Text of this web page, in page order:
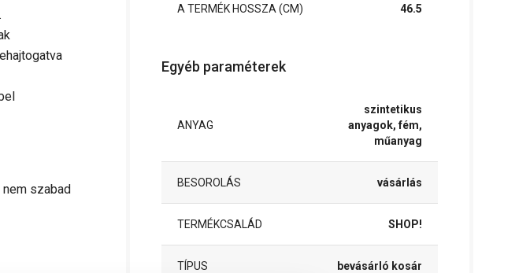
szabad
A TERMÉK HOSSZA (CM) 46.5
Egyéb paraméterek
ANYAG
szintetikus
anyagok, fém,
műanyag
BESOROLÁS vásárlás
TERMÉKCSALÁD SHOP!
TÍPUS bevásárló kosár